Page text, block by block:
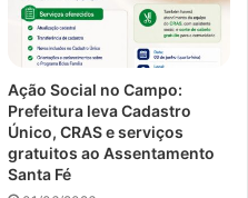
Ação Social no Campo:
Prefeitura leva Cadastro
Único, CRAS e serviços
gratuitos ao Assentamento
Santa Fé